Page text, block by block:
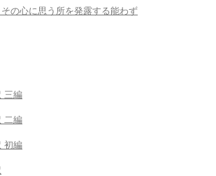
の心に思う所を発露する能わず
三編
二編
初編